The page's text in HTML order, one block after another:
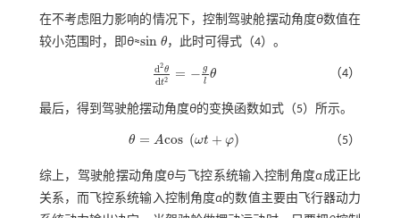
在不考虑阻力影响的情况下，控制驾驶舱摆动角度θ数值在
较小范围时，即θ≈sin θ
sin θ ，此时可得式（4） 。
d2θ
dt2 = − g
l
θ
d2θ dt2 =-glθ （4）
最后，得到驾驶舱摆动角度θ的变换函数如式（5） 所示。
θ = Acos (ωt + φ)
θ =Acos ωt+ φ （5）
综上，驾驶舱摆动角度θ与飞控系统输入控制角度α成正比
关系，而飞控系统输入控制角度α的数值主要由飞行器动力